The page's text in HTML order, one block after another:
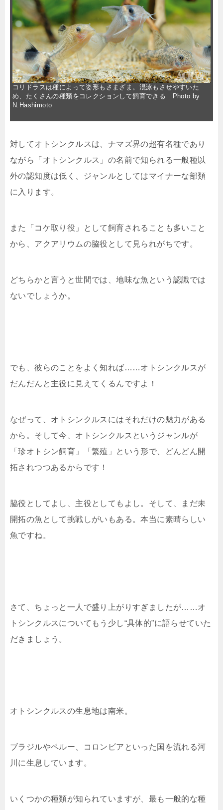
コリドラスは種によって姿形もさまざま。混泳もさせやすいた
め、たくさんの種類をコレクションして飼育できる Photo by
N.Hashimoto
対してオトシンクルスは、ナマズ界の超有名種であり
ながら「オトシンクルス」の名前で知られる一般種以
外の認知度は低く、ジャンルとしてはマイナーな部類
に入ります。
また「コケ取り役」として飼育されることも多いこと
から、アクアリウムの脇役として見られがちです。
どちらかと言うと世間では、地味な魚という認識では
ないでしょうか。
でも、彼らのことをよく知れば……オトシンクルスが
だんだんと主役に見えてくるんですよ！
なぜって、オトシンクルスにはそれだけの魅力がある
から。そして今、オトシンクルスというジャンルが
「珍オトシン飼育」「繁殖」という形で、どんどん開
拓されつつあるからです！
脇役としてよし、主役としてもよし。そして、まだ未
開拓の魚として挑戦しがいもある。本当に素晴らしい
魚ですね。
さて、ちょっと一人で盛り上がりすぎましたが……オ
トシンクルスについてもう少し“具体的”に語らせていた
だきましょう。
オトシンクルスの生息地は南米。
ブラジルやペルー、コロンビアといった国を流れる河
川に生息しています。
いくつかの種類が知られていますが、最も一般的な種